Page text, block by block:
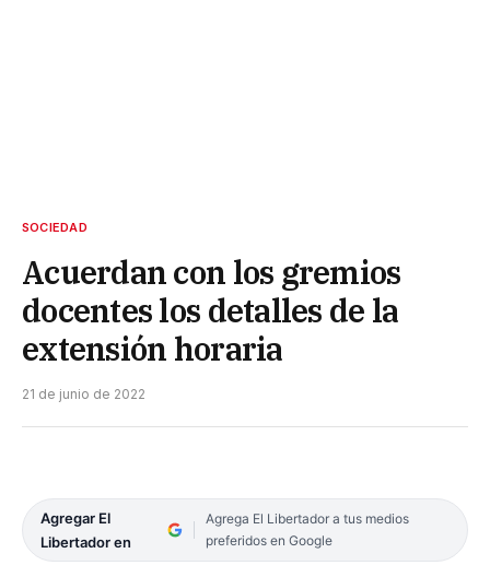
SOCIEDAD
Acuerdan con los gremios
docentes los detalles de la
extensión horaria
21 de junio de 2022
Agregar El
Libertador en
Agrega El Libertador a tus medios
preferidos en Google